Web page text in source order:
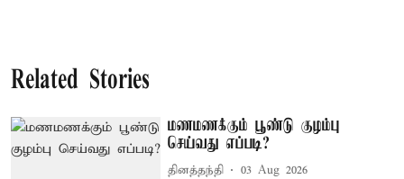
Related Stories
மணமணக்கும் பூண்டு குழம்பு
செய்வது எப்படி?
தினத்தந்தி 03 Aug 2026